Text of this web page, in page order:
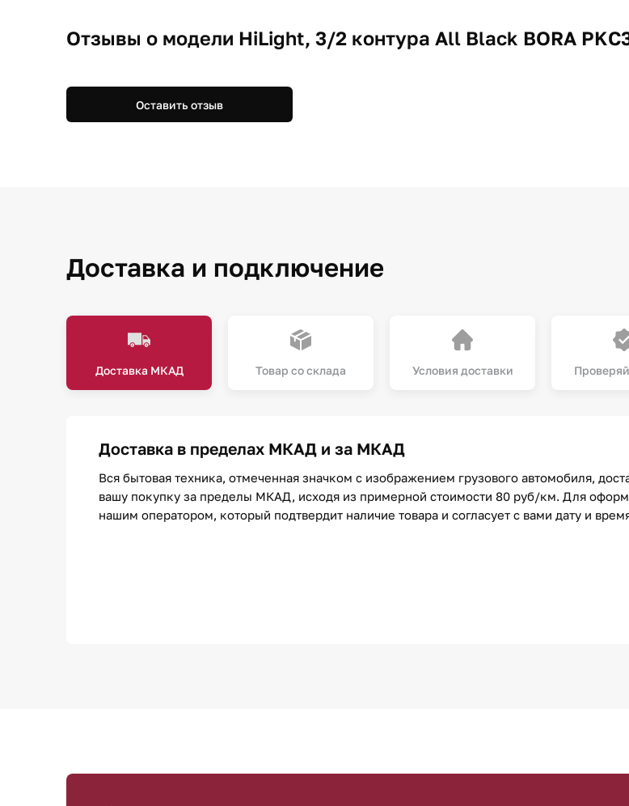
Отзывы о модели HiLight, 3/2 контура All Black BORA
Оставить отзыв
Доставка и подключение
Доставка МКАД Товар со склада Условия доставки
Доставка в пределах МКАД и за МКАД
Вся бытовая техника, отмеченная значком с изображением грузового автомобиля,
вашу покупку за пределы МКАД, исходя из примерной стоимости 80 руб/км. Для
нашим оператором, который подтвердит наличие товара и согласует с вами дату и